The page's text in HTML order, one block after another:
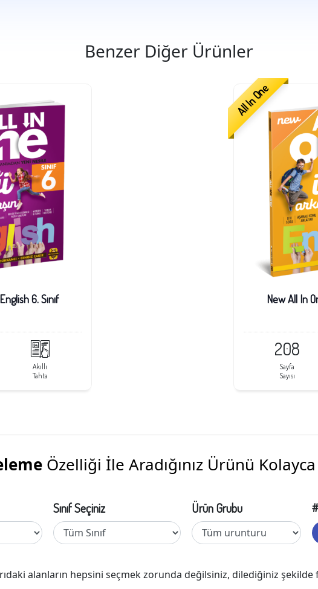
Benzer Diğer Ürünler
6. Sınıf
Akıllı
Tahta
All In One
New All In
208
Sayfa
Sayısı
Özelliği İle Aradığınız Ürünü
Sınıf Seçiniz Ürün Grubu #
alanların hepsini seçmek zorunda değilsiniz, dilediğiniz şekilde